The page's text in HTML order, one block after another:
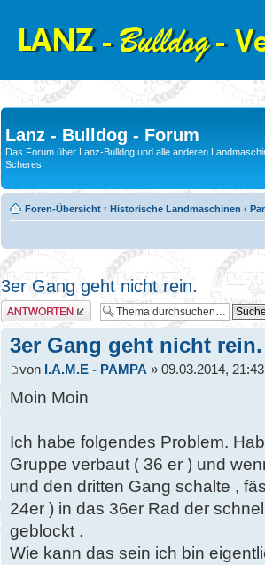
Lanz - Bulldog - Forum
Das Forum über Lanz-Bulldog und alle anderen
Scheres
Foren-Übersicht ‹ Historische Landmaschinen ‹
3er Gang geht nicht rein.
Antwort erstellen
3er Gang geht nicht rein.
von I.A.M.E - PAMPA » 09.03.2014, 21:43
Moin Moin
Ich habe folgendes Problem.
Gruppe verbaut ( 36 er ) und
und den dritten Gang schalte ,
24er ) in das 36er Rad der
geblockt .
Wie kann das sein ich bin